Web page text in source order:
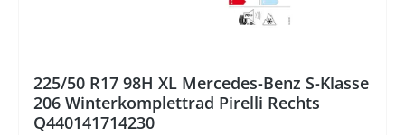
225/50 R17 98H XL Mercedes-Benz S-Klasse
206 Winterkomplettrad Pirelli Rechts
Q440141714230